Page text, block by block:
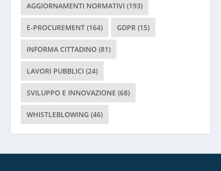
s
i
r
v
o
u
AGGIORNAMENTI NORMATIVI (193)
E-PROCUREMENT (164) GDPR (15)
INFORMA CITTADINO (81)
LAVORI PUBBLICI (24)
SVILUPPO E INNOVAZIONE (68)
WHISTLEBLOWING (46)